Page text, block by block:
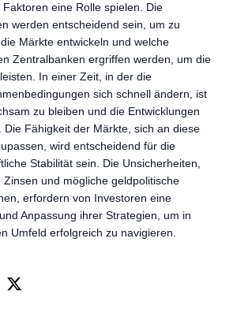
eine Rolle spielen. Die
werden entscheidend sein, um zu
Märkte entwickeln und welche
Zentralbanken ergriffen werden, um die
In einer Zeit, in der die
sich schnell ändern, ist
zu bleiben und die Entwicklungen
Die Fähigkeit der Märkte, sich an diese
wird entscheidend für die
Stabilität sein. Die Unsicherheiten,
und mögliche geldpolitische
erfordern von Investoren eine
Anpassung ihrer Strategien, um in
Umfeld erfolgreich zu navigieren.